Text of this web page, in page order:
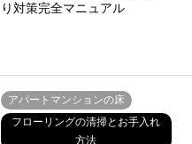
り対策完全マニュアル
アパートマンションの床
フローリングの清掃とお手入れ
方法